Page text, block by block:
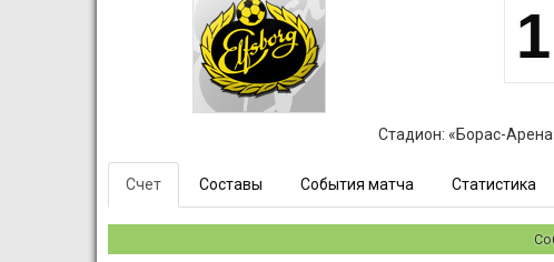
1
Стадион: «Борас-
Счет Составы События матча Статистика